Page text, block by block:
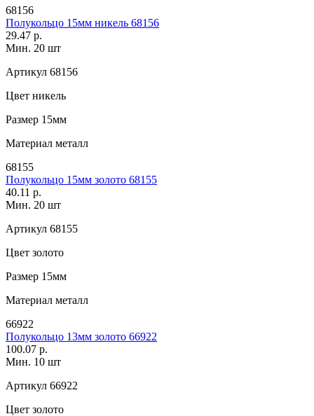
68156
Полукольцо 15мм никель 68156
29.47 р.
Мин. 20 шт
Артикул 68156
Цвет никель
Размер 15мм
Материал металл
68155
Полукольцо 15мм золото 68155
40.11 р.
Мин. 20 шт
Артикул 68155
Цвет золото
Размер 15мм
Материал металл
66922
Полукольцо 13мм золото 66922
100.07 р.
Мин. 10 шт
Артикул 66922
Цвет золото